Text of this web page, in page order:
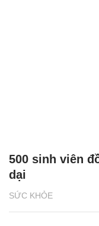
SỨC KHỎE
500 sinh viên
dại